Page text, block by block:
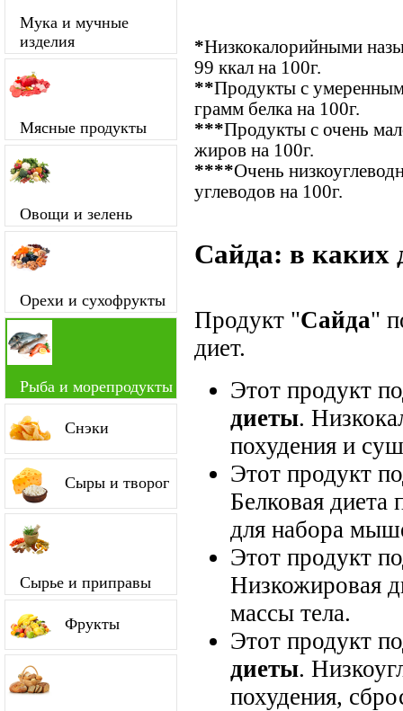
Мука и мучные
изделия
Мясные продукты
Овощи и зелень
Орехи и сухофрукты
Рыба и морепродукты
Снэки
Сыры и творог
Сырье и приправы
Фрукты
*Низкокалорийными
99 ккал на 100г.
**Продукты с
грамм белка на 100г.
***Продукты с очень
жиров на 100г.
****Очень
углеводов на 100г.
Сайда: в каких
Продукт "Сайда"
диет.
Этот продукт
диеты.
похудения и
Этот продукт
Белковая диета
для набора
Этот продукт
Низкожировая
массы тела.
Этот продукт
диеты.
похудения,